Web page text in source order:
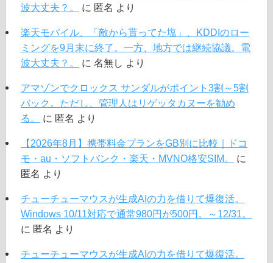
波大丈夫？。
に 匿名 より
楽天モバイル、「敵から貰ってた塩」、KDDIのロー
ミングを9月末に終了。一方、地方では継続協議。電
波大丈夫？。
に 名無し より
アマゾンでクロックス サンダルがポイント3割～5割
バック。ただし、管理人はリゲッタカヌーを勧め
る。
に 匿名 より
【2026年8月】携帯料金プランをGB別に比較｜ドコ
モ・au・ソフトバンク・楽天・MVNO格安SIM。
に
匿名 より
チューチューマウスが生成AIの力を借りて爆復活。
Windows 10/11対応で通常980円が500円。～12/31。
に 匿名 より
チューチューマウスが生成AIの力を借りて爆復活。